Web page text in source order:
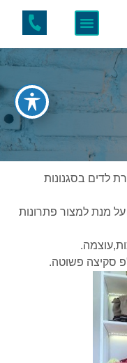
לדים בסגנונות
מנת למצור פתרונות
סקיצה פשוטה.